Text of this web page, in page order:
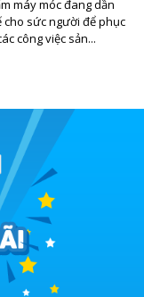
máy móc đang dần
cho sức người để phục
công việc sản...